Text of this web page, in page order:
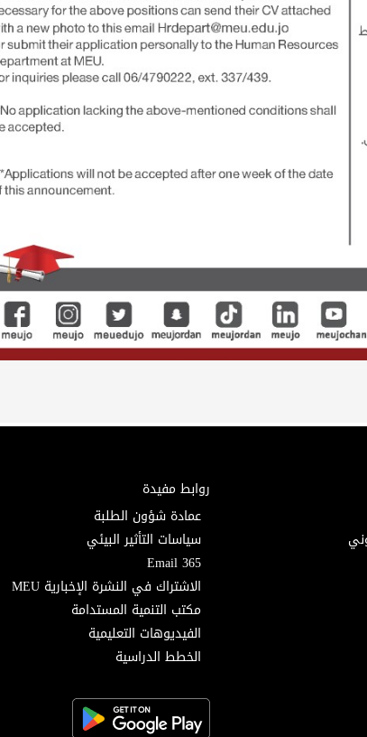
روابط مفيدة
عمادة شؤون الطلبة
سياسات التأثير البيئي
Email 365
الاشتراك في النشرة الإخبارية MEU
مكتب التنمية المستدامة
الفيديوهات التعليمية
الخطط الدراسية